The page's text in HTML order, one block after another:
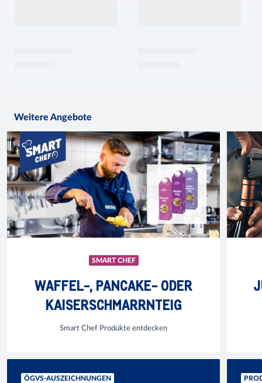
Weitere Angebote
SMART CHEF
WAFFEL-, PANCAKE- ODER
KAISERSCHMARRNTEIG
Smart Chef Produkte entdecken
ÖGVS-AUSZEICHNUNGEN